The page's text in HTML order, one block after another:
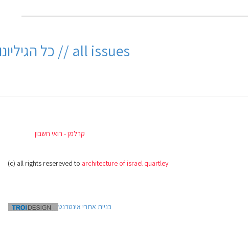
all issues // כל הגיליונות
קרלמן - רואי חשבון
(c) all rights resereved to architecture of israel quartley
בניית אתרי אינטרנט